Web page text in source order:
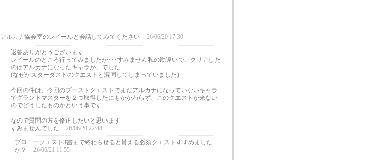
アルカナ協会室のレイールと会話してみてください 26/06/20 17:30
返答ありがとうございます
レイールのところ行ってみましたが･･･すみません私の勘違いで、クリアした
のはアルカナになったキャラが、でした
(なぜかスターダストのクエストと混同してしまっていました)
今回の件は、今回のブーストクエストでまだアルカナになっていないキャラ
でグランドマスターを２つ取得したにもかかわらず、このクエストが来ない
のでどうしたものかという事です
なので質問の方を修正したいと思います
すみませんでした
26/06/20 22:48
ブロニークエスト3書まで終わらせると貰える必須クエストすすめました
か？
26/06/21 11:55